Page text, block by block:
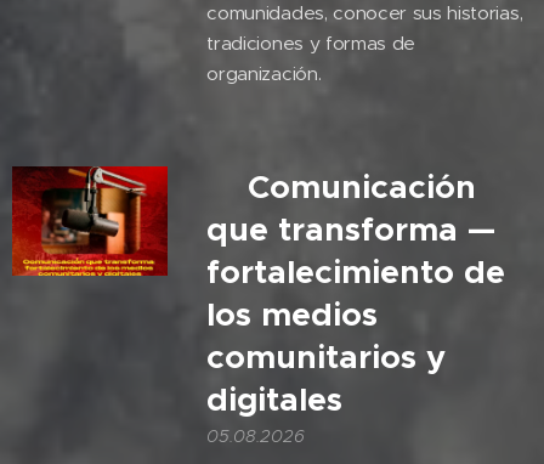
comunidades, conocer sus historias,
tradiciones y formas de
organización.
🎙️Comunicación
que transforma —
fortalecimiento de
los medios
comunitarios y
digitales
05.08.2026